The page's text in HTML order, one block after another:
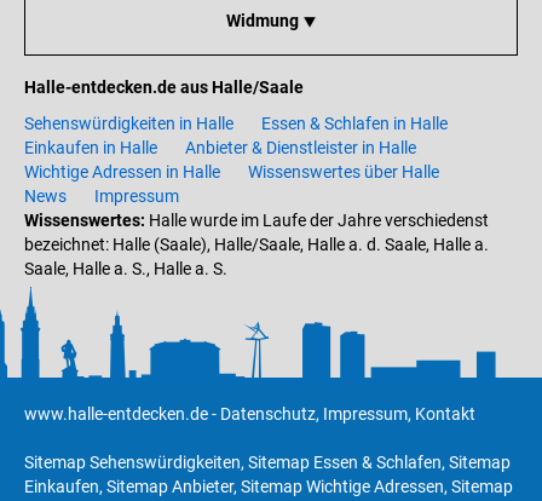
Widmung ⯆
Halle-entdecken.de aus Halle/Saale
Sehenswürdigkeiten in Halle
Essen & Schlafen in Halle
Einkaufen in Halle
Anbieter & Dienstleister in Halle
Wichtige Adressen in Halle
Wissenswertes über Halle
News
Impressum
Wissenswertes: Halle wurde im Laufe der Jahre verschiedenst
bezeichnet: Halle (Saale), Halle/Saale, Halle a. d. Saale, Halle a.
Saale, Halle a. S., Halle a. S.
www.halle-entdecken.de- Datenschutz, Impressum, Kontakt
Sitemap Sehenswürdigkeiten, Sitemap Essen & Schlafen, Sitemap
Einkaufen, Sitemap Anbieter, Sitemap Wichtige Adressen, Sitemap